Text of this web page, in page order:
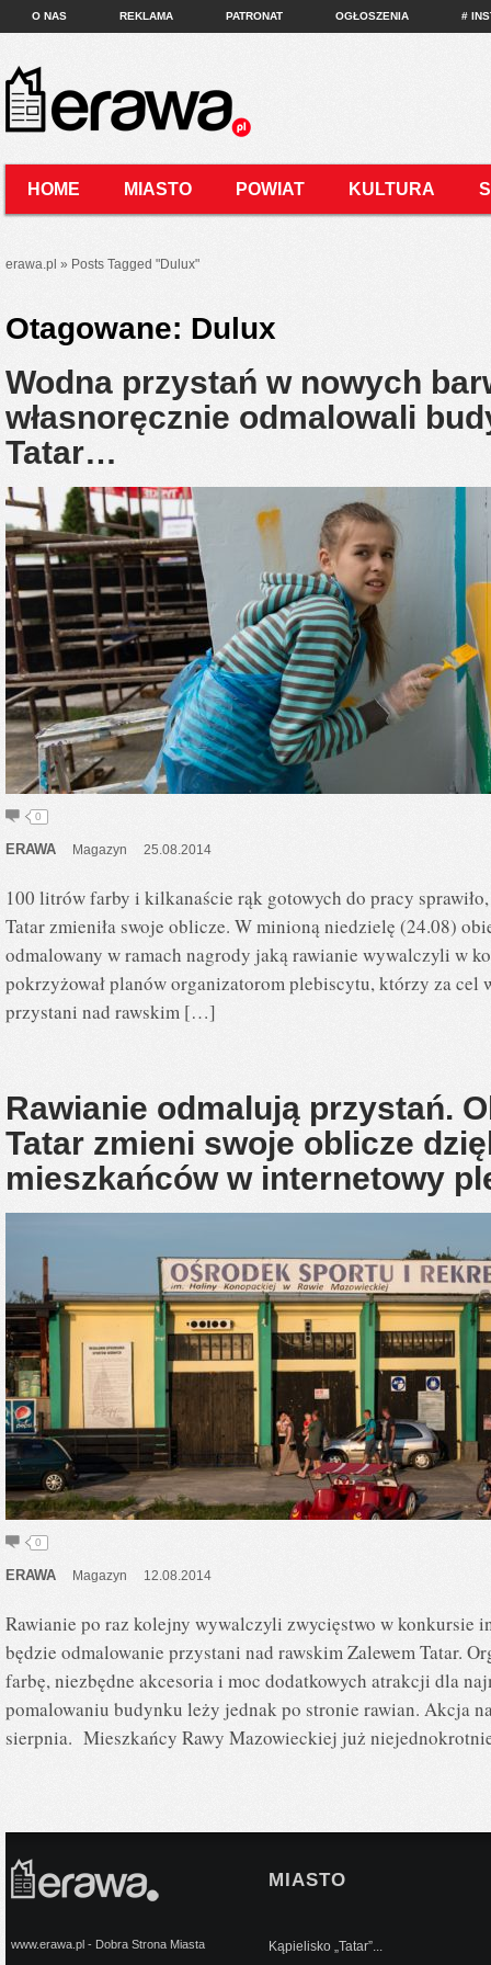
O NAS REKLAMA PATRONAT OGŁOSZENIA #
HOME MIASTO POWIAT KULTURA
erawa.pl » Posts Tagged "Dulux"
Otagowane: Dulux
Wodna przystań w nowych
własnoręcznie odmalowali
Tatar…
0
ERAWA Magazyn 25.08.2014
100 litrów farby i kilkanaście rąk gotowych do pracy
Tatar zmieniła swoje oblicze. W minioną niedzielę (24.08)
odmalowany w ramach nagrody jaką rawianie wywalczyli w
pokrzyżował planów organizatorom plebiscytu, którzy za cel
przystani nad rawskim […]
Rawianie odmalują przystań.
Tatar zmieni swoje oblicze
mieszkańców w internetowy
0
ERAWA Magazyn 12.08.2014
Rawianie po raz kolejny wywalczyli zwycięstwo w konkursie
będzie odmalowanie przystani nad rawskim Zalewem Tatar.
farbę, niezbędne akcesoria i moc dodatkowych atrakcji dla
pomalowaniu budynku leży jednak po stronie rawian. Akcja
sierpnia. Mieszkańcy Rawy Mazowieckiej już
www.erawa.pl - Dobra Strona Miasta
MIASTO
Kąpielisko „Tatar”...